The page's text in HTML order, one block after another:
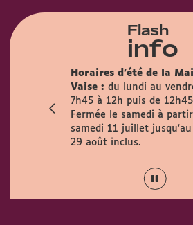
Flash
info
Horaires d'été de la
Vaise : du lundi au
7h45 à 12h puis de
Fermée le samedi à
samedi 11 juillet jusqu'au
29 août inclus.